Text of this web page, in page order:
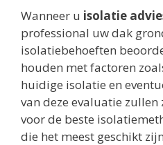
Wanneer u isolatie
professional uw dak
isolatiebehoeften
houden met factoren
huidige isolatie en
van deze evaluatie zullen
voor de beste
die het meest geschikt